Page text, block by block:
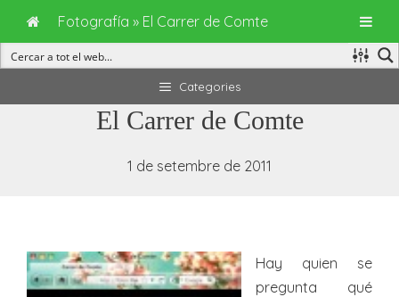
al
Categories
El Carrer de Comte
1 de setembre de 2011
Hay quien se
pregunta qué
Fotografía » El Carrer de Comte